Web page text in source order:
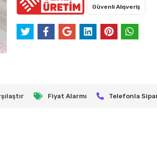
Güvenli Alışveriş
Fiyat Alarmı Telefonla